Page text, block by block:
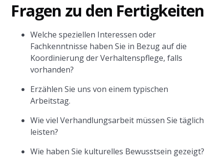
Fragen zu den Fertigkeiten
Welche speziellen Interessen oder
Fachkenntnisse haben Sie in Bezug auf die
Koordinierung der Verhaltenspflege, falls
vorhanden?
Erzählen Sie uns von einem typischen
Arbeitstag.
Wie viel Verhandlungsarbeit müssen Sie täglich
leisten?
Wie haben Sie kulturelles Bewusstsein gezeigt?